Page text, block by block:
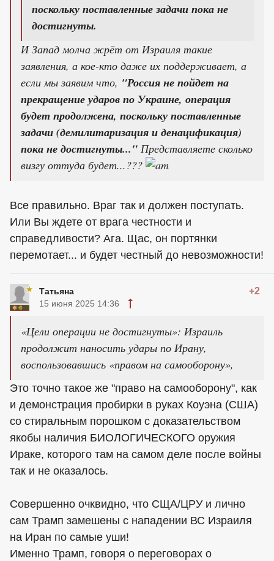
поскольку поставленные задачи пока не
достигнуты.
И Запад молча жрёт от Израиля такие
заявления, а кое-кто даже их поддерживает, а
если мы заявим что, "Россия не пойдет на
прекращение ударов по Украине, операция
будет продолжена, поскольку поставленные
задачи (демилитаризация и денацификация)
пока не достигнуты..." Представляете сколько
визгу оттуда будет...???
Все правильно. Враг так и должен поступать.
Или Вы ждете от врага честности и
справедливости? Ага. Щас, он портянки
перемотает... и будет честный до невозможности!
Татьяна +2
15 июня 2025 14:36
«Цели операции не достигнуты»: Израиль
продолжит наносить удары по Ирану,
воспользовавшись «правом на самооборону»,
Это точно такое же "право на самооборону", как
и демонстрация пробирки в руках Коуэна (США)
со стиральным порошком с доказательством
якобы наличия БИОЛОГИЧЕСКОГО оружия
Ираке, которого там на самом деле после войны
так и не оказалось.
Совершенно очквидно, что СЩА/ЦРУ и лично
сам Трамп замешены с нападении ВС Израиля
на Иран по самые уши!
Именно Трамп, говоря о переговорах о